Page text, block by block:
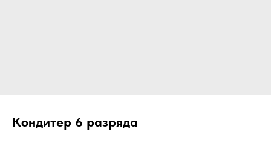
Кондитер 6 разряда